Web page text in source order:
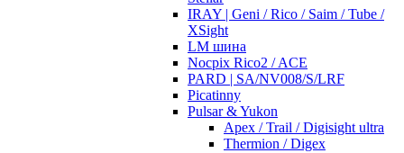
IRAY | Geni / Rico / Saim / Tube /
XSight
LM шина
Nocpix Rico2 / ACE
PARD | SA/NV008/S/LRF
Picatinny
Pulsar & Yukon
Apex / Trail / Digisight ultra
Thermion / Digex